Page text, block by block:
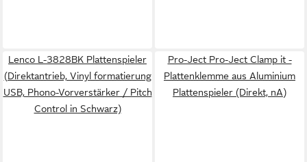
Lenco L-3828BK Plattenspieler
(Direktantrieb, Vinyl formatierung
USB, Phono-Vorverstärker / Pitch
Control in Schwarz)
Pro-Ject Pro-Ject Clamp it -
Plattenklemme aus Aluminium
Plattenspieler (Direkt, nA)